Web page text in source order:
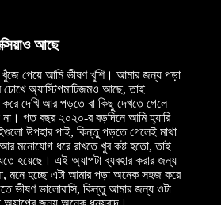
আছে
পেয়ে আমি ভীষণ খুশি। আমার জন্য পড়া
চোখে অ্যাস্টিগমাটিজমও আছে, তাই
দেখি আর পড়তে বা কিছু দেখতে গেলে
না। গত বছর ২০২০-র বড়দিনে আমি হ্যারি
উপহার পাই, কিন্তু পড়তে গেলেই মাথা
মনোযোগ ধরে রাখতে খুব কষ্ট হতো, তাই
হয়েছে। এই অ্যাপটা ব্যবহার করার জন্য
মনে হচ্ছে এটা আমার পড়া অনেক সহজ করে
ভীষণ ভালোবাসি, কিন্তু আমার জন্য ওটা